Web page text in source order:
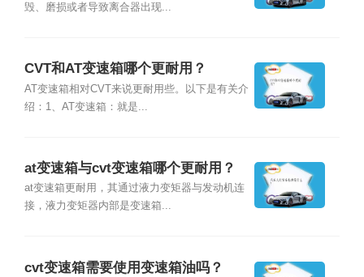
毁、磨损或者导致离合器出现...
CVT和AT变速箱哪个更耐用？
AT变速箱相对CVT来说更耐用些。以下是有关介
绍：1、AT变速箱：就是...
at变速箱与cvt变速箱哪个更耐用？
at变速箱更耐用，其通过液力变矩器与发动机连
接，液力变矩器内部是变速箱...
cvt变速箱需要使用变速箱油吗？